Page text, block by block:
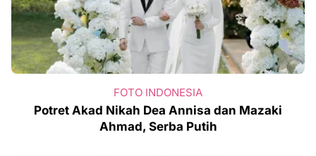
FOTO INDONESIA
Potret Akad Nikah Dea Annisa dan Mazaki
Ahmad, Serba Putih